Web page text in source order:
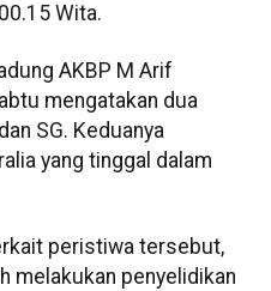
Wita.
AKBP M Arif
mengatakan dua
SG. Keduanya
yang tinggal dalam
peristiwa tersebut,
melakukan penyelidikan